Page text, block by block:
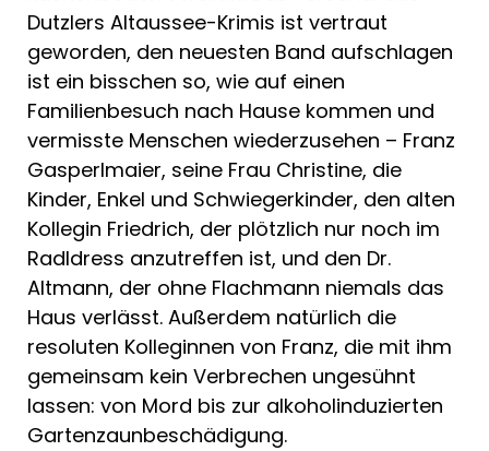
Dutzlers Altaussee-Krimis ist vertraut
geworden, den neuesten Band aufschlagen
ist ein bisschen so, wie auf einen
Familienbesuch nach Hause kommen und
vermisste Menschen wiederzusehen – Franz
Gasperlmaier, seine Frau Christine, die
Kinder, Enkel und Schwiegerkinder, den alten
Kollegin Friedrich, der plötzlich nur noch im
Radldress anzutreffen ist, und den Dr.
Altmann, der ohne Flachmann niemals das
Haus verlässt. Außerdem natürlich die
resoluten Kolleginnen von Franz, die mit ihm
gemeinsam kein Verbrechen ungesühnt
lassen: von Mord bis zur alkoholinduzierten
Gartenzaunbeschädigung.